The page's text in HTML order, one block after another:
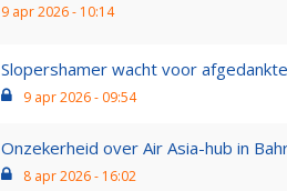
9 apr 2026 - 10:14
Slopershamer wacht voor
9 apr 2026 - 09:54
Onzekerheid over Air Asia-hub in
8 apr 2026 - 16:02